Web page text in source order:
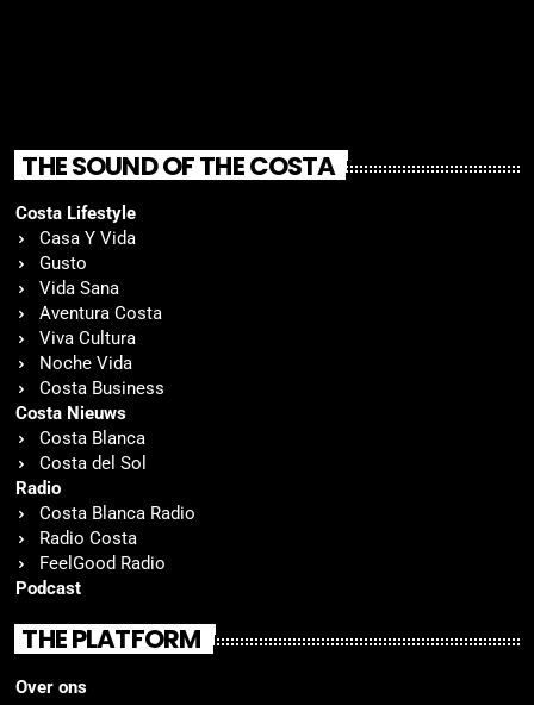
THE SOUND OF THE COSTA
Costa Lifestyle
Casa Y Vida
Gusto
Vida Sana
Aventura Costa
Viva Cultura
Noche Vida
Costa Business
Costa Nieuws
Costa Blanca
Costa del Sol
Radio
Costa Blanca Radio
Radio Costa
FeelGood Radio
Podcast
THE PLATFORM
Over ons